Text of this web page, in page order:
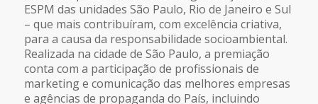
ESPM das unidades São Paulo, Rio de Janeiro e Sul
– que mais contribuíram, com excelência criativa,
para a causa da responsabilidade socioambiental.
Realizada na cidade de São Paulo, a premiação
conta com a participação de profissionais de
marketing e comunicação das melhores empresas
e agências de propaganda do País, incluindo